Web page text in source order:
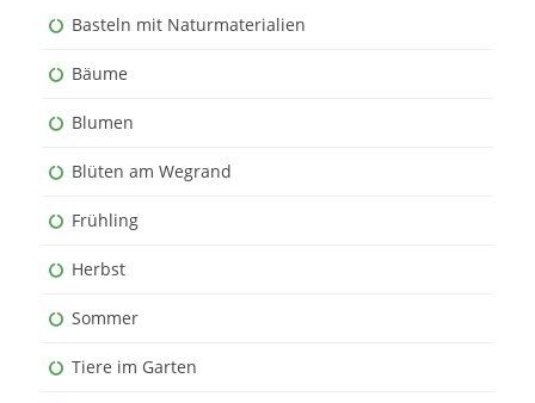
Basteln mit Naturmaterialien
Bäume
Blumen
Blüten am Wegrand
Frühling
Herbst
Sommer
Tiere im Garten